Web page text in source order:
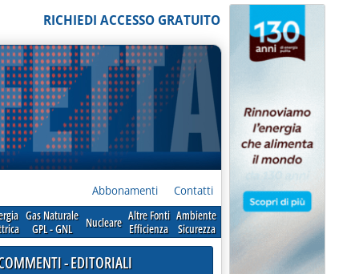
RICHIEDI ACCESSO GRATUITO
Abbonamenti Contatti
Gas Naturale
GPL - GNL
Nucleare Altre Fonti
Efficienza
Ambiente
Sicurezza
- EDITORIALI